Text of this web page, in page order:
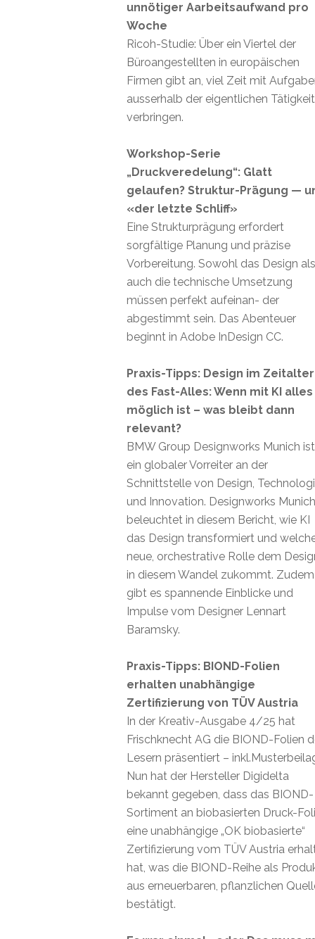
unnötiger Aarbeitsaufwand pro
Woche
Ricoh-Studie: Über ein Viertel der
Büroangestellten in europäischen
Firmen gibt an, viel Zeit mit
ausserhalb der eigentlichen
verbringen.
Workshop-Serie
„Druckveredelung“: Glatt
gelaufen? Struktur-Prägung —
«der letzte Schliff»
Eine Strukturprägung erfordert
sorgfältige Planung und präzise
Vorbereitung. Sowohl das Design als
auch die technische Umsetzung
müssen perfekt aufeinan- der
abgestimmt sein. Das Abenteuer
beginnt in Adobe InDesign CC.
Praxis-Tipps: Design im Zeitalter
des Fast-Alles: Wenn mit KI alles
möglich ist – was bleibt dann
relevant?
BMW Group Designworks Munich ist
ein globaler Vorreiter an der
Schnittstelle von Design,
und Innovation. Designworks Munich
beleuchtet in diesem Bericht, wie KI
das Design transformiert und
neue, orchestrative Rolle dem
in diesem Wandel zukommt. Zudem
gibt es spannende Einblicke und
Impulse vom Designer Lennart
Baramsky.
Praxis-Tipps: BIOND-Folien
erhalten unabhängige
Zertifizierung von TÜV Austria
In der Kreativ-Ausgabe 4/25 hat
Frischknecht AG die BIOND-Folien
Lesern präsentiert –
Nun hat der Hersteller Digidelta
bekannt gegeben, dass das BIOND-
Sortiment an biobasierten Druck-
eine unabhängige „OK biobasierte“
Zertifizierung vom TÜV Austria
hat, was die BIOND-Reihe als
aus erneuerbaren, pflanzlichen
bestätigt.